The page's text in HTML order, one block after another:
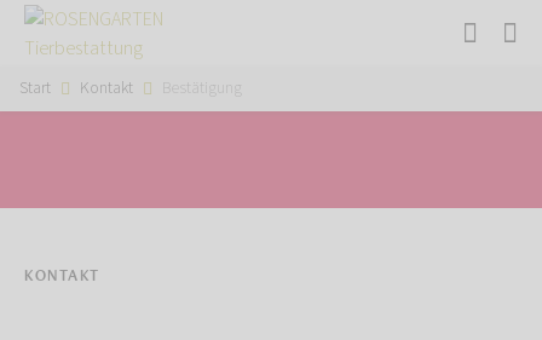
Start Kontakt Bestätigung
KONTAKT